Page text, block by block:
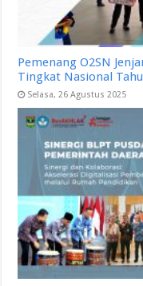
Pemenang O2SN
Tingkat Nasional
Selasa, 26 Agustus 2025